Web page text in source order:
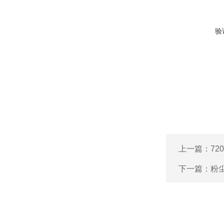
验
上一篇：
下一篇： 粉